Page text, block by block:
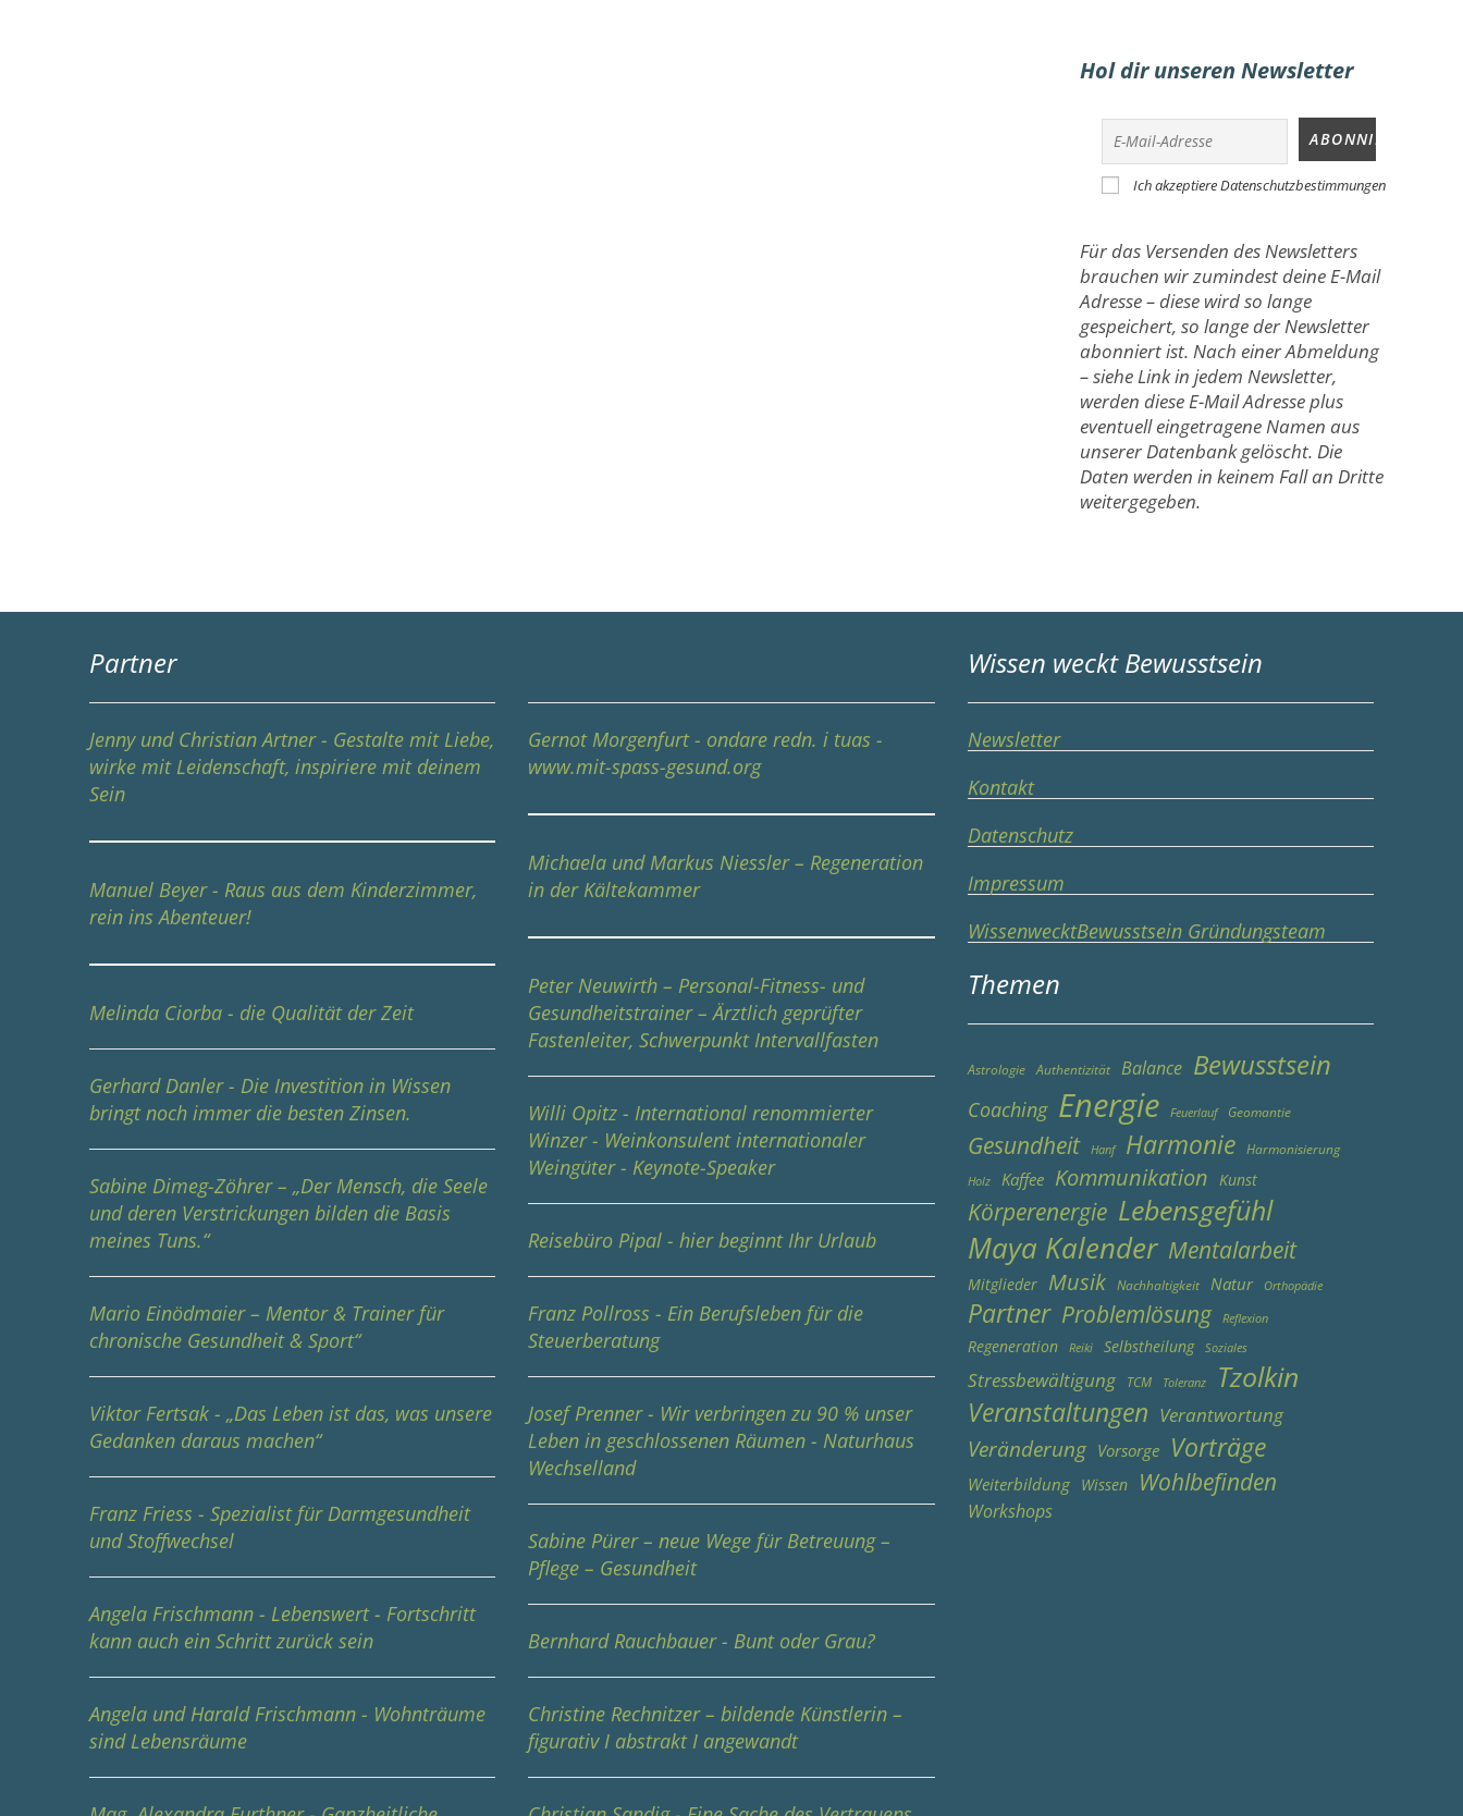
Hol dir unseren Newsletter
Ich akzeptiere Datenschutzbestimmungen
Für das Versenden des Newsletters
brauchen wir zumindest deine E-Mail
Adresse – diese wird so lange
gespeichert, so lange der Newsletter
abonniert ist. Nach einer Abmeldung
– siehe Link in jedem Newsletter,
werden diese E-Mail Adresse plus
eventuell eingetragene Namen aus
unserer Datenbank gelöscht. Die
Daten werden in keinem Fall an Dritte
weitergegeben.
Partner
Jenny und Christian Artner - Gestalte mit Liebe,
wirke mit Leidenschaft, inspiriere mit deinem
Sein
Manuel Beyer - Raus aus dem Kinderzimmer,
rein ins Abenteuer!
Melinda Ciorba - die Qualität der Zeit
Gerhard Danler - Die Investition in Wissen
bringt noch immer die besten Zinsen.
Sabine Dimeg-Zöhrer – „Der Mensch, die Seele
und deren Verstrickungen bilden die Basis
meines Tuns.“
Mario Einödmaier – Mentor & Trainer für
chronische Gesundheit & Sport“
Viktor Fertsak - „Das Leben ist das, was unsere
Gedanken daraus machen“
Franz Friess - Spezialist für Darmgesundheit
und Stoffwechsel
Angela Frischmann - Lebenswert - Fortschritt
kann auch ein Schritt zurück sein
Angela und Harald Frischmann - Wohnträume
sind Lebensräume
Gernot Morgenfurt - ondare redn. i tuas -
www.mit-spass-gesund.org
Michaela und Markus Niessler – Regeneration
in der Kältekammer
Peter Neuwirth – Personal-Fitness- und
Gesundheitstrainer – Ärztlich geprüfter
Fastenleiter, Schwerpunkt Intervallfasten
Willi Opitz - International renommierter
Winzer - Weinkonsulent internationaler
Weingüter - Keynote-Speaker
Reisebüro Pipal - hier beginnt Ihr Urlaub
Franz Pollross - Ein Berufsleben für die
Steuerberatung
Josef Prenner - Wir verbringen zu 90 % unser
Leben in geschlossenen Räumen - Naturhaus
Wechselland
Sabine Pürer – neue Wege für Betreuung –
Pflege – Gesundheit
Bernhard Rauchbauer - Bunt oder Grau?
Christine Rechnitzer – bildende Künstlerin –
figurativ I abstrakt I angewandt
Wissen weckt Bewusstsein
Newsletter
Kontakt
Datenschutz
Impressum
WissenwecktBewusstsein Gründungsteam
Themen
Astrologie Authentizität Balance Bewusstsein
Coaching Energie Feuerlauf Geomantie
Gesundheit Hanf Harmonie Harmonisierung
Holz Kaffee Kommunikation Kunst
Körperenergie Lebensgefühl
Maya Kalender Mentalarbeit
Mitglieder Musik Nachhaltigkeit Natur Orthopädie
Partner Problemlösung Reflexion
Regeneration Reiki Selbstheilung Soziales
Stressbewältigung TCM Toleranz Tzolkin
Veranstaltungen Verantwortung
Veränderung Vorsorge Vorträge
Weiterbildung Wissen Wohlbefinden
Workshops